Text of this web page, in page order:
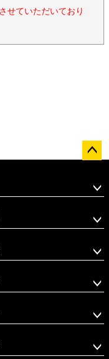
せていただいており
ップ